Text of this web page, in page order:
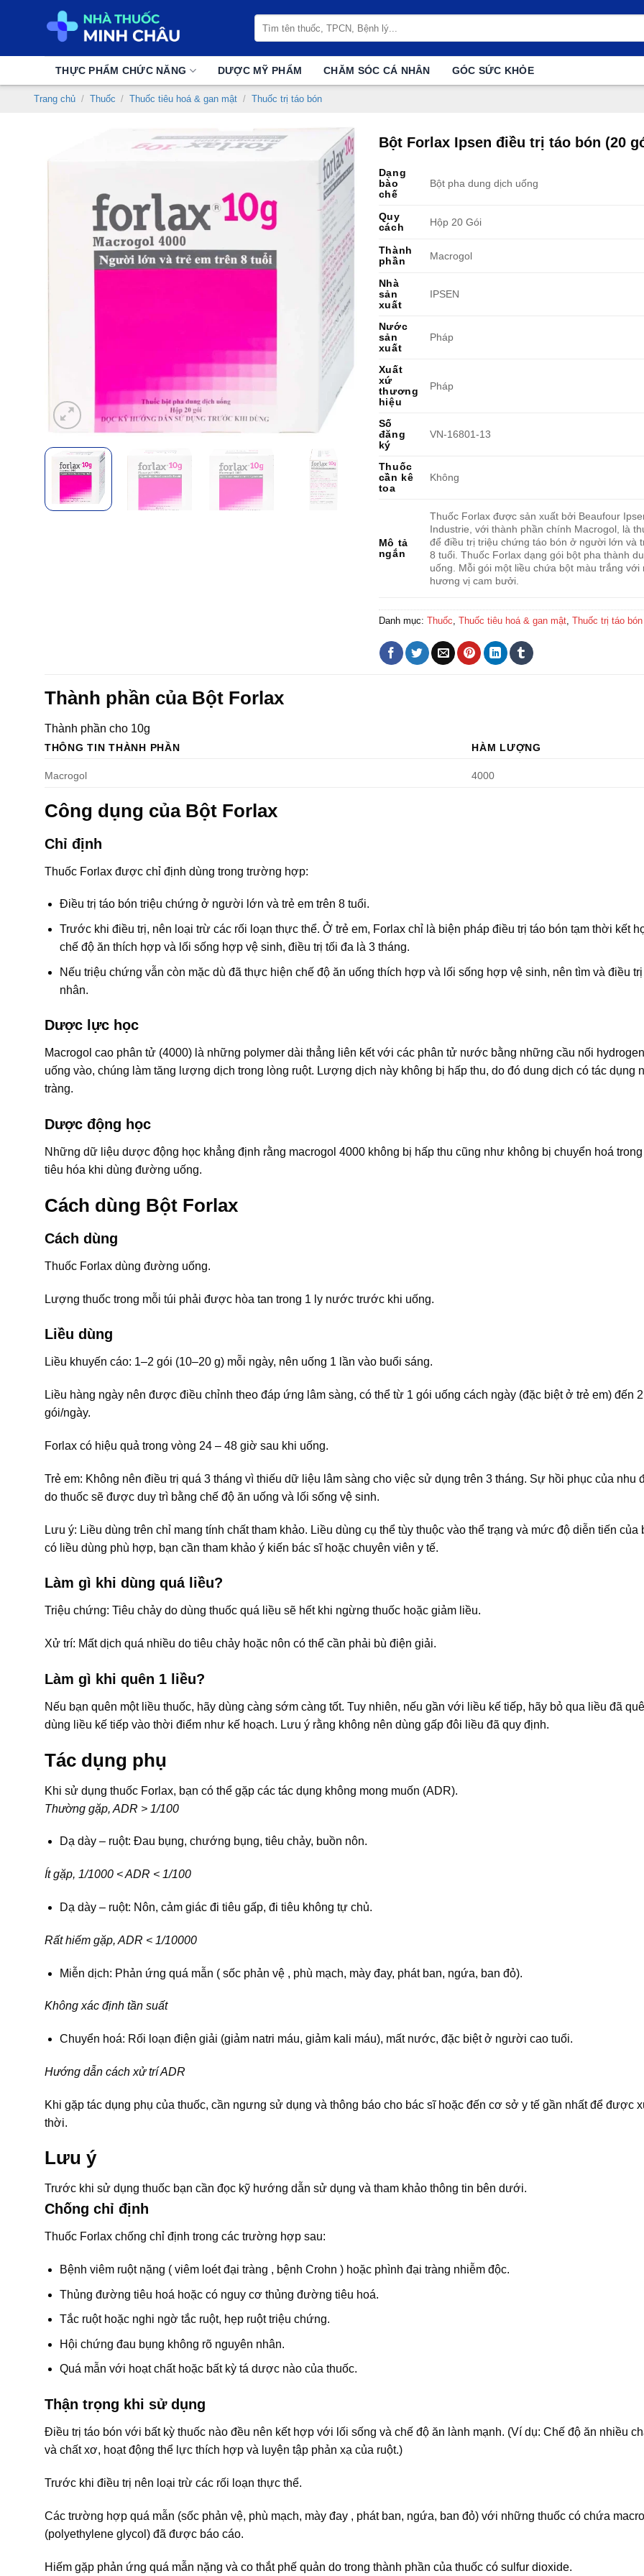
kiếm:
THỰC PHẨM CHỨC NĂNG DƯỢC MỸ PHẨM CHĂM SÓC CÁ NHÂN GÓC SỨC KHỎE
Trang chủ / Thuốc / Thuốc tiêu hoá & gan mật / Thuốc trị táo bón
Bột Forlax Ipsen điều trị táo bón (20
Dạng
bào
chế
Bột pha dung dịch uống
Quy
cách
Hộp 20 Gói
Thành
phần
Macrogol
Nhà
sản
xuất
IPSEN
Nước
sản
xuất
Pháp
Xuất
xứ
thương
hiệu
Pháp
Số
đăng
ký
VN-16801-13
Thuốc
cần kê
toa
Không
Mô tả
ngắn
Thuốc Forlax được sản xuất bởi Beaufour
Industrie, với thành phần chính Macrogol, là
để điều trị triệu chứng táo bón ở người lớn và
8 tuổi. Thuốc Forlax dạng gói bột pha thành
uống. Mỗi gói một liều chứa bột màu trắng với
hương vị cam bưởi.
Danh mục: Thuốc, Thuốc tiêu hoá & gan mật, Thuốc trị táo bón
Thành phần của Bột Forlax
Thành phần cho 10g
THÔNG TIN THÀNH PHẦN HÀM LƯỢNG
Macrogol 4000
Công dụng của Bột Forlax
Chỉ định
Thuốc Forlax được chỉ định dùng trong trường hợp:
Ðiều trị táo bón triệu chứng ở người lớn và trẻ em trên 8 tuổi.
Trước khi điều trị, nên loại trừ các rối loạn thực thể. Ở trẻ em, Forlax chỉ là biện pháp điều trị táo bón tạm thời kết
chế độ ăn thích hợp và lối sống hợp vệ sinh, điều trị tối đa là 3 tháng.
Nếu triệu chứng vẫn còn mặc dù đã thực hiện chế độ ăn uống thích hợp và lối sống hợp vệ sinh, nên tìm và điều
nhân.
Dược lực học
Macrogol cao phân tử (4000) là những polymer dài thẳng liên kết với các phân tử nước bằng những cầu nối
uống vào, chúng làm tăng lượng dịch trong lòng ruột. Lượng dịch này không bị hấp thu, do đó dung dịch có tác dụng
tràng.
Dược động học
Những dữ liệu dược động học khẳng định rằng macrogol 4000 không bị hấp thu cũng như không bị chuyển hoá
tiêu hóa khi dùng đường uống.
Cách dùng Bột Forlax
Cách dùng
Thuốc Forlax dùng đường uống.
Lượng thuốc trong mỗi túi phải được hòa tan trong 1 ly nước trước khi uống.
Liều dùng
Liều khuyến cáo: 1–2 gói (10–20 g) mỗi ngày, nên uống 1 lần vào buổi sáng.
Liều hàng ngày nên được điều chỉnh theo đáp ứng lâm sàng, có thể từ 1 gói uống cách ngày (đặc biệt ở trẻ em) đến 2
gói/ngày.
Forlax có hiệu quả trong vòng 24 – 48 giờ sau khi uống.
Trẻ em: Không nên điều trị quá 3 tháng vì thiếu dữ liệu lâm sàng cho việc sử dụng trên 3 tháng. Sự hồi phục của nhu
do thuốc sẽ được duy trì bằng chế độ ăn uống và lối sống vệ sinh.
Lưu ý: Liều dùng trên chỉ mang tính chất tham khảo. Liều dùng cụ thể tùy thuộc vào thể trạng và mức độ diễn tiến của
có liều dùng phù hợp, bạn cần tham khảo ý kiến bác sĩ hoặc chuyên viên y tế.
Làm gì khi dùng quá liều?
Triệu chứng: Tiêu chảy do dùng thuốc quá liều sẽ hết khi ngừng thuốc hoặc giảm liều.
Xử trí: Mất dịch quá nhiều do tiêu chảy hoặc nôn có thể cần phải bù điện giải.
Làm gì khi quên 1 liều?
Nếu bạn quên một liều thuốc, hãy dùng càng sớm càng tốt. Tuy nhiên, nếu gần với liều kế tiếp, hãy bỏ qua liều đã
dùng liều kế tiếp vào thời điểm như kế hoạch. Lưu ý rằng không nên dùng gấp đôi liều đã quy định.
Tác dụng phụ
Khi sử dụng thuốc Forlax, bạn có thể gặp các tác dụng không mong muốn (ADR).
Thường gặp, ADR > 1/100
Dạ dày – ruột: Đau bụng, chướng bụng, tiêu chảy, buồn nôn.
Ít gặp, 1/1000 < ADR < 1/100
Dạ dày – ruột: Nôn, cảm giác đi tiêu gấp, đi tiêu không tự chủ.
Rất hiếm gặp, ADR < 1/10000
Miễn dịch: Phản ứng quá mẫn ( sốc phản vệ , phù mạch, mày đay, phát ban, ngứa, ban đỏ).
Không xác định tần suất
Chuyển hoá: Rối loạn điện giải (giảm natri máu, giảm kali máu), mất nước, đặc biệt ở người cao tuổi.
Hướng dẫn cách xử trí ADR
Khi gặp tác dụng phụ của thuốc, cần ngưng sử dụng và thông báo cho bác sĩ hoặc đến cơ sở y tế gần nhất để được
thời.
Lưu ý
Trước khi sử dụng thuốc bạn cần đọc kỹ hướng dẫn sử dụng và tham khảo thông tin bên dưới.
Chống chỉ định
Thuốc Forlax chống chỉ định trong các trường hợp sau:
Bệnh viêm ruột nặng ( viêm loét đại tràng , bệnh Crohn ) hoặc phình đại tràng nhiễm độc.
Thủng đường tiêu hoá hoặc có nguy cơ thủng đường tiêu hoá.
Tắc ruột hoặc nghi ngờ tắc ruột, hẹp ruột triệu chứng.
Hội chứng đau bụng không rõ nguyên nhân.
Quá mẫn với hoạt chất hoặc bất kỳ tá dược nào của thuốc.
Thận trọng khi sử dụng
Điều trị táo bón với bất kỳ thuốc nào đều nên kết hợp với lối sống và chế độ ăn lành mạnh. (Ví dụ: Chế độ ăn nhiều
và chất xơ, hoạt động thể lực thích hợp và luyện tập phản xạ của ruột.)
Trước khi điều trị nên loại trừ các rối loạn thực thể.
Các trường hợp quá mẫn (sốc phản vệ, phù mạch, mày đay , phát ban, ngứa, ban đỏ) với những thuốc có chứa
(polyethylene glycol) đã được báo cáo.
Hiếm gặp phản ứng quá mẫn nặng và co thắt phế quản do trong thành phần của thuốc có sulfur dioxide.